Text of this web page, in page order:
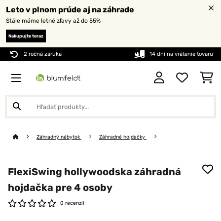
Leto v plnom prúde aj na záhrade
Stále máme letné zľavy až do 55%
Nakupujte teraz
2 ročná záruka 14 dní na vrátenie tovaru
Záhradný nábytok Záhradné hojdačky
FlexiSwing hollywoodska záhradná
hojdačka pre 4 osoby
0 recenzií